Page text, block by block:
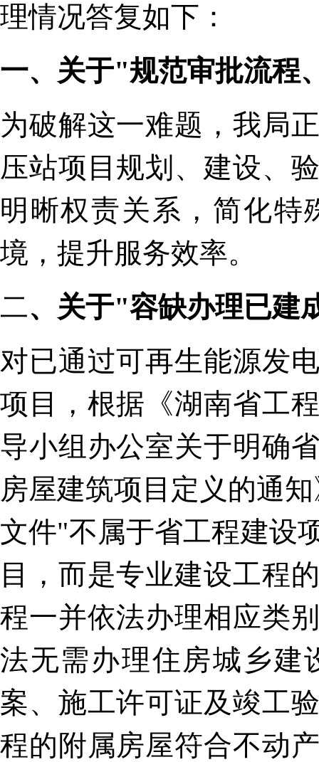
理情况答复如下：
一、关于"规范审批流程
为破解这一难题，我局
压站项目规划、建设、
明晰权责关系，简化特
境，提升服务效率。
二、关于"容缺办理已建
对已通过可再生能源发
项目，根据《湖南省工
导小组办公室关于明确
房屋建筑项目定义的通
文件"不属于省工程建设
目，而是专业建设工程
程一并依法办理相应类
法无需办理住房城乡建
案、施工许可证及竣工
程的附属房屋符合不动